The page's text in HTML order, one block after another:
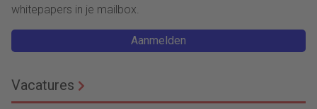
whitepapers in je mailbox.
Aanmelden
Vacatures